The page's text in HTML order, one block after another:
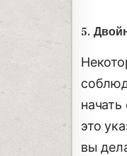
5.
это
вы